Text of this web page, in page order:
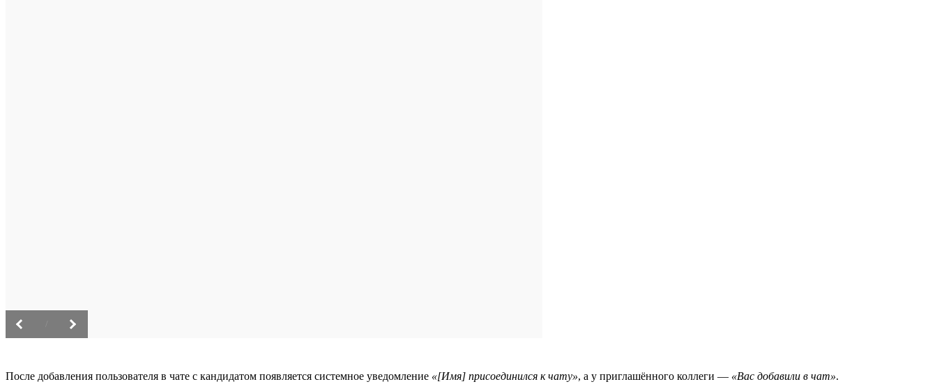
После добавления пользователя в чате с кандидатом появляется системное уведомление «[Имя] присоединился к чату», а у приглашённого коллеги — «Вас добавили в чат».